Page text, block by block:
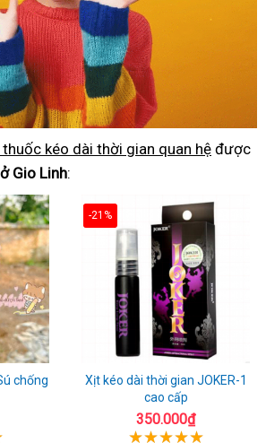
kéo dài thời gian quan hệ được
ở Gio Linh:
chống
-21%
Xịt kéo dài thời gian JOKER-1
cao cấp
350.000₫